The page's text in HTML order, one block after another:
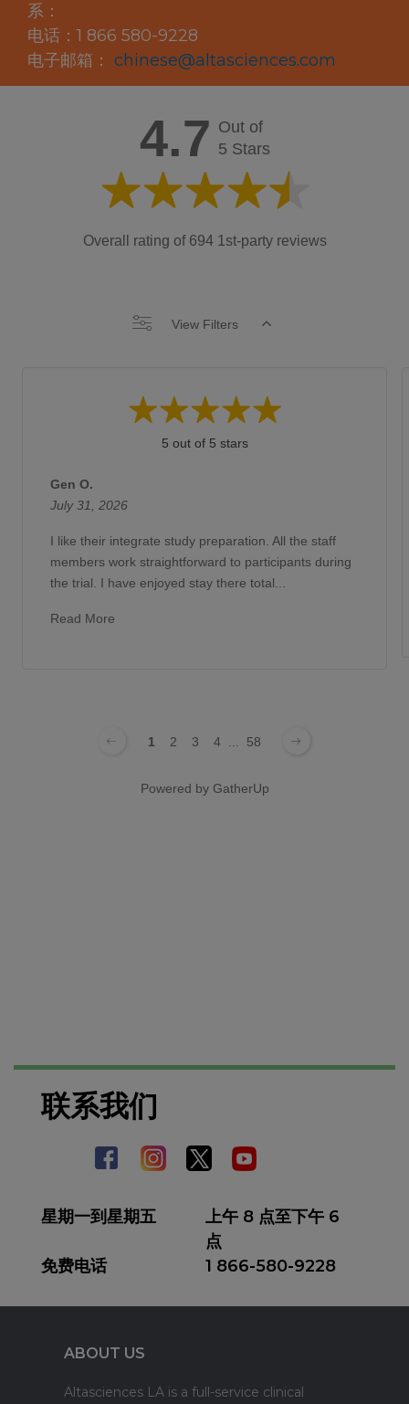
系：
电话：1 866 580-9228
电子邮箱： chinese@altasciences.com
4.7 Out of
5 Stars
Overall rating of 694 1st-party reviews
View Filters
5 out of 5 stars
Gen O.
July 31, 2026
I like their integrate study preparation. All the staff
members work straightforward to participants during
the trial. I have enjoyed stay there total...
Read More
1 2 3 4 58
Powered by GatherUp
联系我们
星期一到星期五
上午 8 点至下午 6
点
免费电话
1 866-580-9228
ABOUT US
Altasciences LA is a full-service clinical